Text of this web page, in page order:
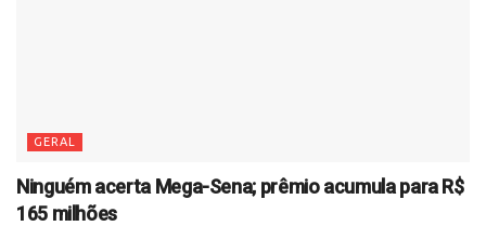
GERAL
Ninguém acerta Mega-Sena; prêmio acumula para R$
165 milhões